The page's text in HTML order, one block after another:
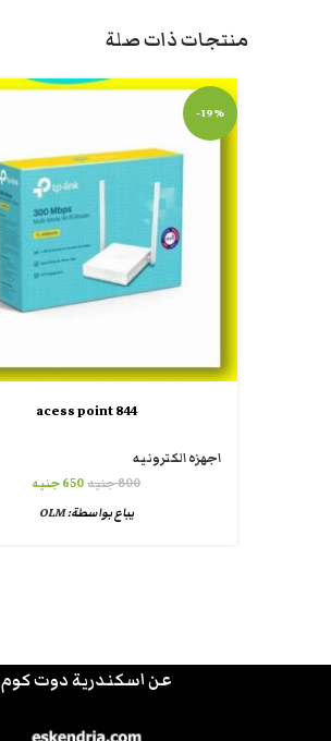
منتجات ذات صلة
-19%
844 acess point
اجهزه الكترونيه
800جنيه650جنيه
يباع بواسطة:OLM
عن اسكندرية دوت كوم